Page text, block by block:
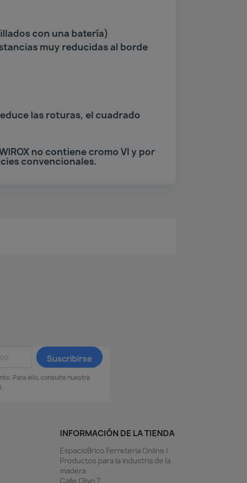
con una batería)
muy reducidas al borde
las roturas, el cuadrado
no contiene cromo VI y por
convencionales.
Para ello, consulte nuestra
INFORMACIÓN DE LA TIENDA
EspacioBrico Ferretería Online |
Productos para la industria de la
madera
Calle Olivo 7